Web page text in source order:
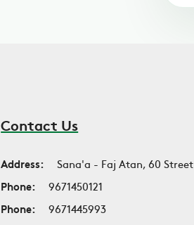
Contact Us
Address:
Sana'a - Faj Atan, 60 Street
Phone:
9671450121
Phone:
9671445993